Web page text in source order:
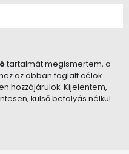
tartalmát megismertem, a
az abban foglalt célok
hozzájárulok. Kijelentem,
külső befolyás nélkül